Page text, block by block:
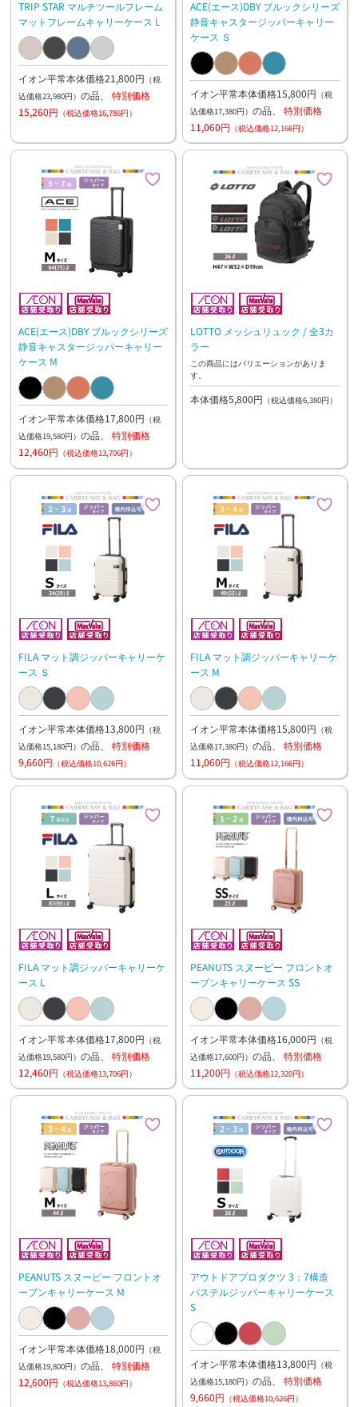
TRIP STAR マルチツールフレーム
マットフレームキャリーケース L
イオン平常本体価格21,800円 （税
込価格23,980円） の品、 特別価格
15,260円 （税込価格16,786円）
ACE(エース)DBY ブルックシリーズ
静音キャスタージッパーキャリー
ケース Ｓ
イオン平常本体価格15,800円 （税
込価格17,380円） の品、 特別価格
11,060円 （税込価格12,166円）
ACE(エース)DBY ブルックシリーズ
静音キャスタージッパーキャリー
ケース M
イオン平常本体価格17,800円 （税
込価格19,580円） の品、 特別価格
12,460円 （税込価格13,706円）
LOTTO メッシュリュック / 全3カ
ラー
この商品にはバリエーションがありま
す。
本体価格5,800円 （税込価格6,380円）
FILA マット調ジッパーキャリーケ
ース Ｓ
イオン平常本体価格13,800円 （税
込価格15,180円） の品、 特別価格
9,660円 （税込価格10,626円）
FILA マット調ジッパーキャリーケ
ース M
イオン平常本体価格15,800円 （税
込価格17,380円） の品、 特別価格
11,060円 （税込価格12,166円）
FILA マット調ジッパーキャリーケ
ース L
イオン平常本体価格17,800円 （税
込価格19,580円） の品、 特別価格
12,460円 （税込価格13,706円）
PEANUTS スヌーピー フロントオ
ープンキャリーケース SS
イオン平常本体価格16,000円 （税
込価格17,600円） の品、 特別価格
11,200円 （税込価格12,320円）
PEANUTS スヌーピー フロントオ
ープンキャリーケース M
イオン平常本体価格18,000円 （税
込価格19,800円） の品、 特別価格
12,600円 （税込価格13,860円）
アウトドアプロダクツ 3：7構造
パステルジッパーキャリーケース
S
イオン平常本体価格13,800円 （税
込価格15,180円） の品、 特別価格
9,660円 （税込価格10,626円）